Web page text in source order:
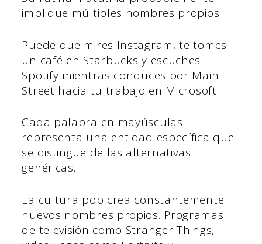
implique múltiples nombres propios.
Puede que mires Instagram, te tomes
un café en Starbucks y escuches
Spotify mientras conduces por Main
Street hacia tu trabajo en Microsoft.
Cada palabra en mayúsculas
representa una entidad específica que
se distingue de las alternativas
genéricas.
La cultura pop crea constantemente
nuevos nombres propios. Programas
de televisión como Stranger Things,